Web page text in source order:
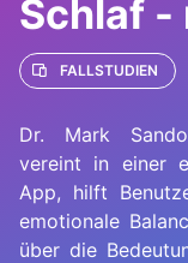
Schlaf -
FALLSTUDIEN
Dr. Mark
vereint in einer
App, hilft
emotionale
über die